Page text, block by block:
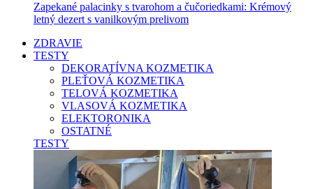
Zapekané palacinky s tvarohom a čučoriedkami: Krémový
letný dezert s vanilkovým prelivom
ZDRAVIE
TESTY
DEKORATÍVNA KOZMETIKA
PLEŤOVÁ KOZMETIKA
TELOVÁ KOZMETIKA
VLASOVÁ KOZMETIKA
ELEKTORONIKA
OSTATNÉ
TESTY